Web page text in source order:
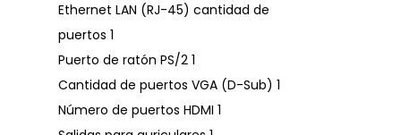
Ethernet LAN (RJ-45) cantidad de
puertos 1
Puerto de ratón PS/2 1
Cantidad de puertos VGA (D-Sub) 1
Número de puertos HDMI 1